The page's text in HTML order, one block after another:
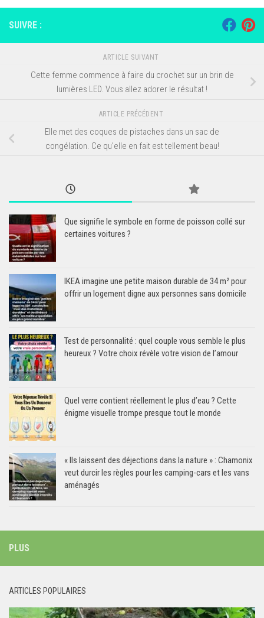
SUIVRE :
ARTICLE SUIVANT
Cette femme commence à faire du crochet sur un brin de
lumières LED. Vous allez adorer le résultat !
ARTICLE PRÉCÉDENT
Elle met des coques de pistaches dans un sac de
congélation. Ce qu’elle en fait est tellement beau!
Que signifie le symbole en forme de poisson collé sur
certaines voitures ?
IKEA imagine une petite maison durable de 34 m² pour
offrir un logement digne aux personnes sans domicile
Test de personnalité : quel couple vous semble le plus
heureux ? Votre choix révèle votre vision de l’amour
Quel verre contient réellement le plus d’eau ? Cette
énigme visuelle trompe presque tout le monde
« Ils laissent des déjections dans la nature » : Chamonix
veut durcir les règles pour les camping-cars et les vans
aménagés
PLUS
ARTICLES POPULAIRES